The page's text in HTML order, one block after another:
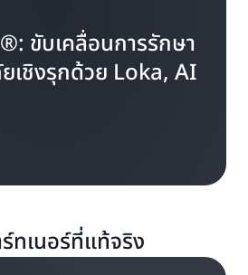
ขับเคลื่อนการรักษา
เชิงรุกด้วย Loka, AI
ทเนอร์ที่แท้จริง